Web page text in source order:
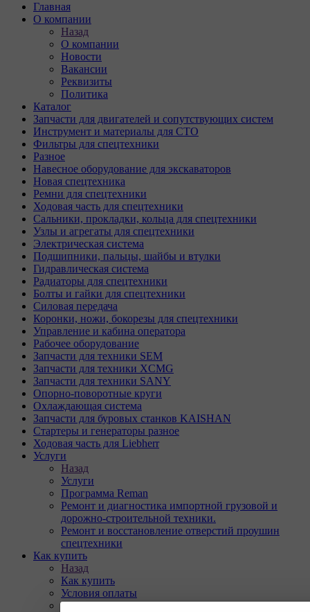
Главная
О компании
Назад
О компании
Новости
Вакансии
Реквизиты
Политика
Каталог
Запчасти для двигателей и сопутствующих систем
Инструмент и материалы для СТО
Фильтры для спецтехники
Разное
Навесное оборудование для экскаваторов
Новая спецтехника
Ремни для спецтехники
Ходовая часть для спецтехники
Сальники, прокладки, кольца для спецтехники
Узлы и агрегаты для спецтехники
Электрическая система
Подшипники, пальцы, шайбы и втулки
Гидравлическая система
Радиаторы для спецтехники
Болты и гайки для спецтехники
Силовая передача
Коронки, ножи, бокорезы для спецтехники
Управление и кабина оператора
Рабочее оборудование
Запчасти для техники SEM
Запчасти для техники XCMG
Запчасти для техники SANY
Опорно-поворотные круги
Охлаждающая система
Запчасти для буровых станков KAISHAN
Стартеры и генераторы разное
Ходовая часть для Liebherr
Услуги
Назад
Услуги
Программа Reman
Ремонт и диагностика импортной грузовой и
дорожно-строительной техники.
Ремонт и восстановление отверстий проушин
спецтехники
Как купить
Назад
Как купить
Условия оплаты
Условия доставки